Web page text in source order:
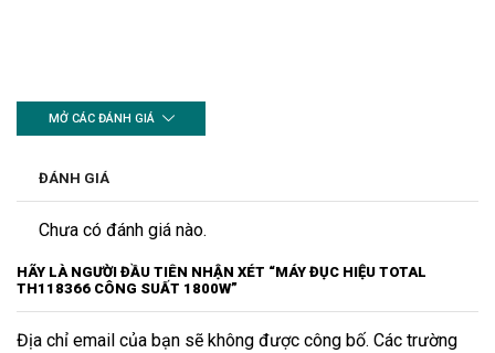
MỞ CÁC ĐÁNH GIÁ
ĐÁNH GIÁ
Chưa có đánh giá nào.
HÃY LÀ NGƯỜI ĐẦU TIÊN NHẬN XÉT “MÁY ĐỤC HIỆU TOTAL
TH118366 CÔNG SUẤT 1800W”
Địa chỉ email của bạn sẽ không được công bố. Các trường